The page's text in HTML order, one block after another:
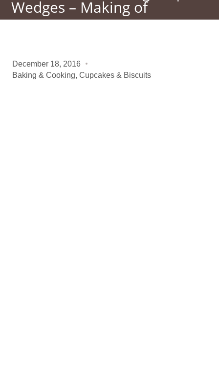
Wedges – Making of
December 18, 2016
Baking & Cooking, Cupcakes & Biscuits